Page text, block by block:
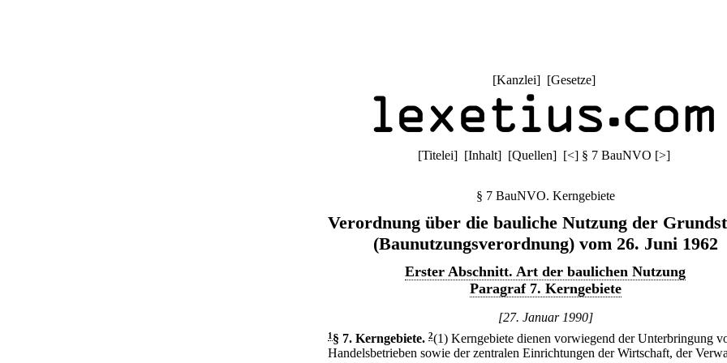
[Kanzlei] [Gesetze]
[Titelei] [Inhalt] [Quellen] [<] § 7 BauNVO [>]
§ 7 BauNVO. Kerngebiete
Verordnung über die bauliche Nutzung der
(Baunutzungsverordnung) vom 26. Juni 1962
Erster Abschnitt. Art der baulichen Nutzung
Paragraf 7. Kerngebiete
[27. Januar 1990]
1 § 7. Kerngebiete. 2(1) Kerngebiete dienen vorwiegend der Unterbringung
Handelsbetrieben sowie der zentralen Einrichtungen der Wirtschaft, der